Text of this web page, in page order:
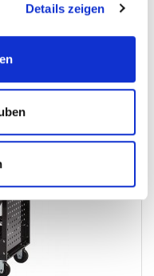
Details zeigen